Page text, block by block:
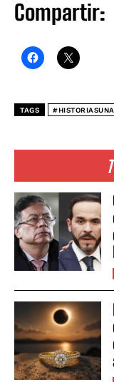
Compartir:
TAGS